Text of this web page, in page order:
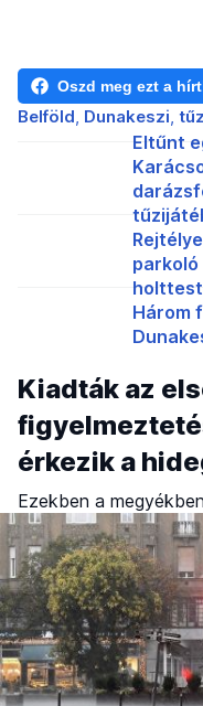
Oszd meg ezt a
Belföld Dunakeszi
Eltűnt
Három
Kiadták az
érkezik a
Ezekben a